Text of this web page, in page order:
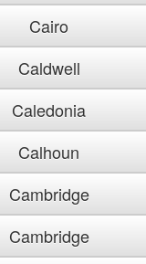
Cairo
Caldwell
Caledonia
Calhoun
Cambridge
Cambridge